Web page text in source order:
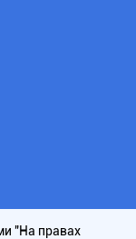
"На правах